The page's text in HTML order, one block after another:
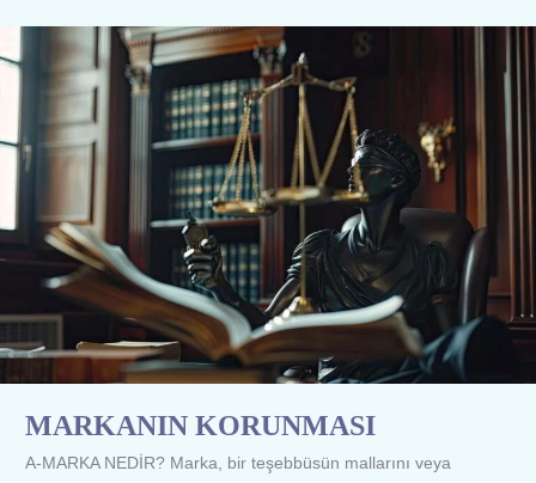
MARKANIN KORUNMASI
A-MARKA NEDİR? Marka, bir teşebbüsün mallarını veya
MARKANIN
KORUNMASI